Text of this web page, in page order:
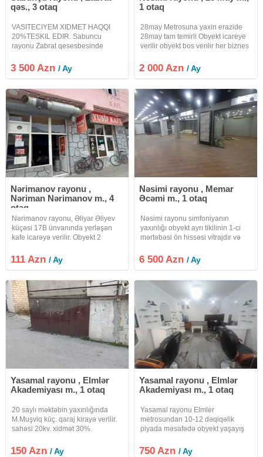
qəs., 3 otaq
VASITECIYEM XIDMET HAQQI
20%TESKIL EDIR. Sabuncu
rayonu Zabrat qesesbesinde
verilir.Fabrikin umumi sahesi
500kvadratdi.Heyet yani sahesi
3faza var.Senedleri
3 500 Azn/ Ay
1 otaq
28may Metrosuna yaxin erazide
28may tam temirli Obyekt icareye
verilir obyekt bos verilir her biznes
metex yeri ve sanitar qovsagi
var.Emlak sahibi
2 000 Azn/ Ay
Nərimanov rayonu ,
Nəriman Nərimanov m., 4
otaq
Nərimanov rayonu, Əliyar Əliyev
küçəsi 17B ünvanında yerləşən
kafe icarəyə verilir. Obyekt 2
çoxdur fəaliyyət göstərir və daimi
müştəri bazası var. İcarə qiyməti
111 Azn/ Ay
Nəsimi rayonu , Memar
Əcəmi m., 1 otaq
Nəsimi rayonu simfoniyanın
yaxınlığı obyekt ayrı tikilinin 1-ci
mərtəbəsi ön hissəsi vitrajdır və
ofis, mağaza, oboy evi, lüstur
mağazası və s. profillər olmuşdur.
6 500 Azn/ Ay
Yasamal rayonu , Elmlər
Akademiyası m., 1 otaq
20 saylı məktəbin yaxınlığında
M.Muşviq küç. qaraj kirayə verilir.
sahəsi 20kv. xidmət 30%.
150 Azn/ Ay
Yasamal rayonu , Elmlər
Akademiyası m., 1 otaq
Yasamal rayonu Elmler
metrosundan 10-12 dəqiqəlik
piyada məsafədə obyekt yaşayış
yerləşir.1 otaqdan ibarətdir.
750 Azn/ Ay